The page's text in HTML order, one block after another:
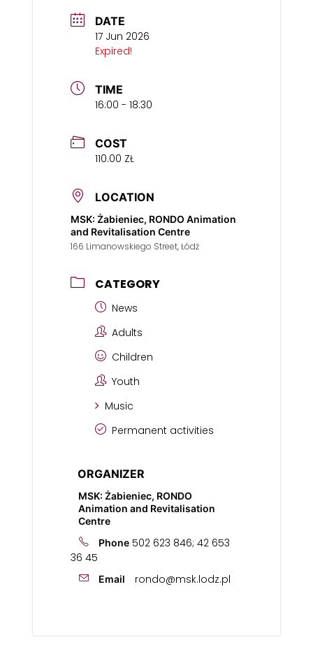
DATE
17 Jun 2026
Expired!
TIME
16:00 - 18:30
COST
110.00 ZŁ
LOCATION
MSK: Żabieniec, RONDO Animation
and Revitalisation Centre
166 Limanowskiego Street, Łódź
CATEGORY
News
Adults
Children
Youth
Music
Permanent activities
ORGANIZER
MSK: Żabieniec, RONDO
Animation and Revitalisation
Centre
Phone 502 623 846; 42 653
36 45
Email rondo@msk.lodz.pl